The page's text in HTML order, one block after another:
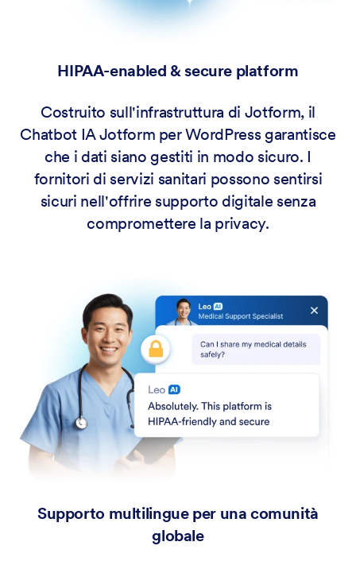
HIPAA-enabled & secure platform
Costruito sull'infrastruttura di Jotform, il
Chatbot IA Jotform per WordPress garantisce
che i dati siano gestiti in modo sicuro. I
fornitori di servizi sanitari possono sentirsi
sicuri nell'offrire supporto digitale senza
compromettere la privacy.
Supporto multilingue per una comunità
globale